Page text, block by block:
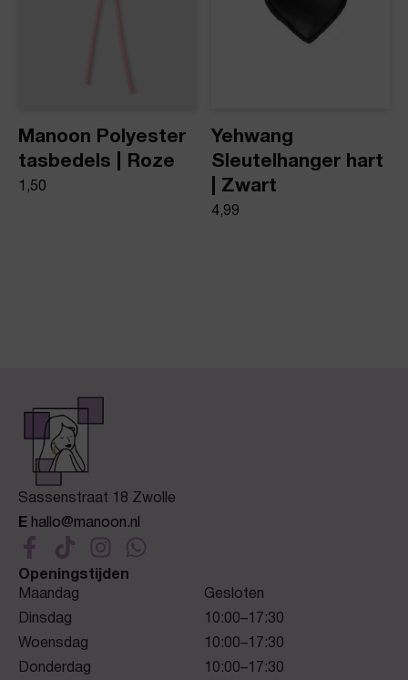
Manoon Polyester
tasbedels | Roze
1,50
Yehwang
Sleutelhanger hart
| Zwart
4,99
Sassenstraat 18 Zwolle
E hallo@manoon.nl
Openingstijden
Maandag
Gesloten
Dinsdag
10:00–17:30
Woensdag
10:00–17:30
Donderdag
10:00–17:30